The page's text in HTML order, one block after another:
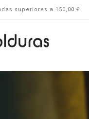
superiores a 150,00 €